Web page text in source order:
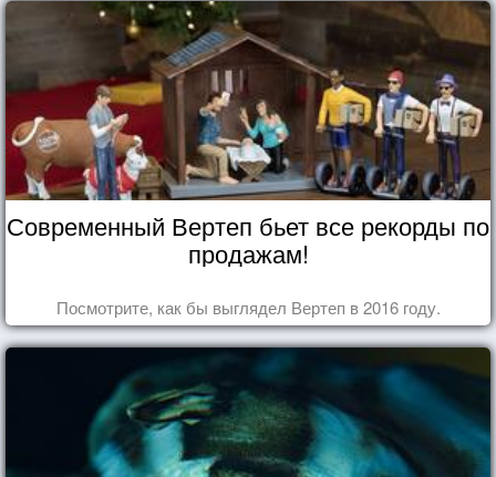
Современный Вертеп бьет все рекорды по
продажам!
Посмотрите, как бы выглядел Вертеп в 2016 году.